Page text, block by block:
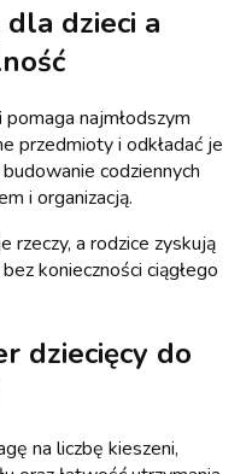
dzieci a
pomaga najmłodszym
przedmioty i odkładać je
codziennych
i organizacją.
rzeczy, a rodzice zyskują
konieczności ciągłego
dziecięcy do
na liczbę kieszeni,